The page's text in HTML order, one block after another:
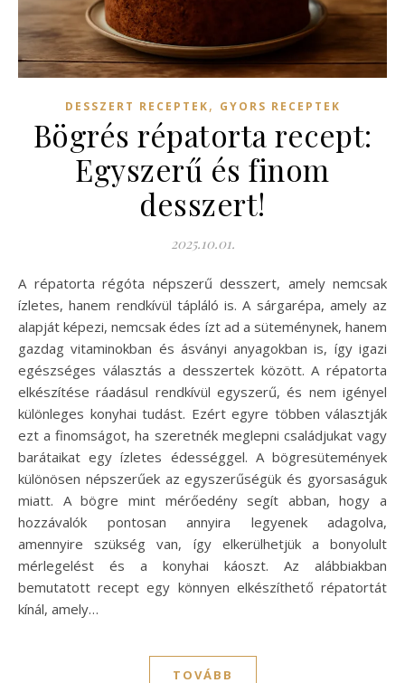
DESSZERT RECEPTEK, GYORS RECEPTEK
Bögrés répatorta recept:
Egyszerű és finom
desszert!
2025.10.01.
A répatorta régóta népszerű desszert, amely nemcsak
ízletes, hanem rendkívül tápláló is. A sárgarépa, amely az
alapját képezi, nemcsak édes ízt ad a süteménynek, hanem
gazdag vitaminokban és ásványi anyagokban is, így igazi
egészséges választás a desszertek között. A répatorta
elkészítése ráadásul rendkívül egyszerű, és nem igényel
különleges konyhai tudást. Ezért egyre többen választják
ezt a finomságot, ha szeretnék meglepni családjukat vagy
barátaikat egy ízletes édességgel. A bögresütemények
különösen népszerűek az egyszerűségük és gyorsaságuk
miatt. A bögre mint mérőedény segít abban, hogy a
hozzávalók pontosan annyira legyenek adagolva,
amennyire szükség van, így elkerülhetjük a bonyolult
mérlegelést és a konyhai káoszt. Az alábbiakban
bemutatott recept egy könnyen elkészíthető répatortát
kínál, amely…
TOVÁBB